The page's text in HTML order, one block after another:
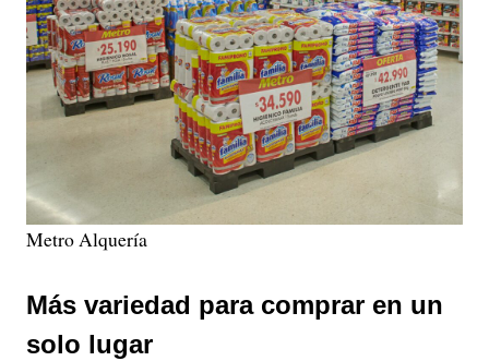
Metro Alquería
Más variedad para comprar en un
solo lugar